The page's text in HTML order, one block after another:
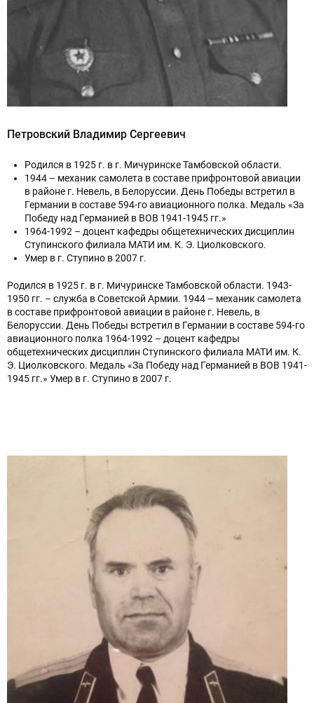
Петровский Владимир Сергеевич
Родился в 1925 г. в г. Мичуринске Тамбовской области.
1944 – механик самолета в составе прифронтовой авиации
в районе г. Невель, в Белоруссии. День Победы встретил в
Германии в составе 594-го авиационного полка. Медаль «За
Победу над Германией в ВОВ 1941-1945 гг.»
1964-1992 – доцент кафедры общетехнических дисциплин
Ступинского филиала МАТИ им. К. Э. Циолковского.
Умер в г. Ступино в 2007 г.
Родился в 1925 г. в г. Мичуринске Тамбовской области. 1943-
1950 гг. – служба в Советской Армии. 1944 – механик самолета
в составе прифронтовой авиации в районе г. Невель, в
Белоруссии. День Победы встретил в Германии в составе 594-го
авиационного полка 1964-1992 – доцент кафедры
общетехнических дисциплин Ступинского филиала МАТИ им. К.
Э. Циолковского. Медаль «За Победу над Германией в ВОВ 1941-
1945 гг.» Умер в г. Ступино в 2007 г.